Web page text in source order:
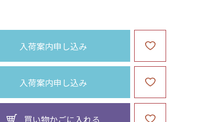
入荷案内申し込み
入荷案内申し込み
買い物かごに入れる